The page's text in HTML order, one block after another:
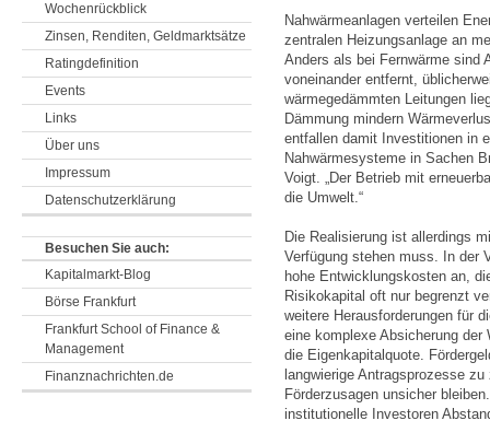
Nahwärmeanlagen verteilen
zentralen Heizungsanlage an
Anders als bei Fernwärme sind
voneinander entfernt,
wärmegedämmten Leitungen
Dämmung mindern
entfallen damit Investitionen in
Nahwärmesysteme in Sachen
Voigt. „Der Betrieb mit
die Umwelt.“
Die Realisierung ist allerdings
Verfügung stehen muss. In der
hohe Entwicklungskosten an,
Risikokapital oft nur begrenzt
weitere Herausforderungen für
eine komplexe Absicherung der
die Eigenkapitalquote.
langwierige Antragsprozesse
Förderzusagen unsicher
institutionelle Investoren
Wochenrückblick
Zinsen, Renditen, Geldmarktsätze
Ratingdefinition
Events
Links
Über uns
Impressum
Datenschutzerklärung
Besuchen Sie auch:
Kapitalmarkt-Blog
Börse Frankfurt
Frankfurt School of Finance &
Management
Finanznachrichten.de